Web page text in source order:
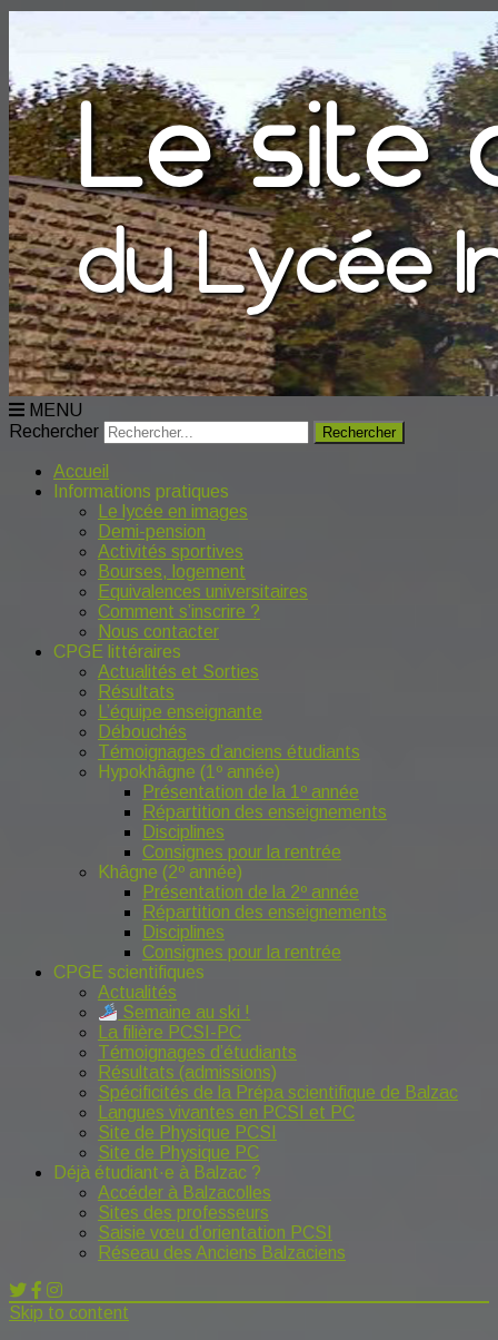
MENU
Rechercher
Accueil
Informations pratiques
Le lycée en images
Demi-pension
Activités sportives
Bourses, logement
Equivalences universitaires
Comment s’inscrire ?
Nous contacter
CPGE littéraires
Actualités et Sorties
Résultats
L’équipe enseignante
Débouchés
Témoignages d’anciens étudiants
Hypokhâgne (1º année)
Présentation de la 1º année
Répartition des enseignements
Disciplines
Consignes pour la rentrée
Khâgne (2º année)
Présentation de la 2º année
Répartition des enseignements
Disciplines
Consignes pour la rentrée
CPGE scientifiques
Actualités
Semaine au ski !
La filière PCSI-PC
Témoignages d’étudiants
Résultats (admissions)
Spécificités de la Prépa scientifique de Balzac
Langues vivantes en PCSI et PC
Site de Physique PCSI
Site de Physique PC
Déjà étudiant·e à Balzac ?
Accéder à Balzacolles
Sites des professeurs
Saisie vœu d’orientation PCSI
Réseau des Anciens Balzaciens
Skip to content